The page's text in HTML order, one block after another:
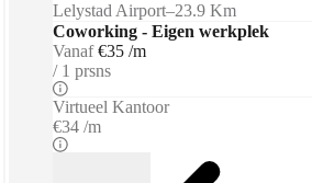
Lelystad Airport–23.9 Km
Coworking - Eigen werkplek
Vanaf €35 /m
1 prsns
Virtueel Kantoor
€34 /m